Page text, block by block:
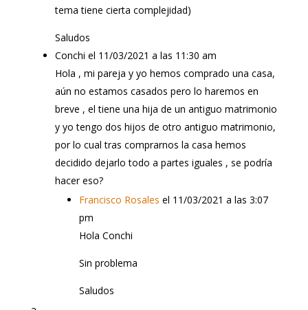
tema tiene cierta complejidad)
Saludos
Conchi el 11/03/2021 a las 11:30 am
Hola , mi pareja y yo hemos comprado una casa,
aún no estamos casados pero lo haremos en
breve , el tiene una hija de un antiguo matrimonio
y yo tengo dos hijos de otro antiguo matrimonio,
por lo cual tras comprarnos la casa hemos
decidido dejarlo todo a partes iguales , se podría
hacer eso?
Francisco Rosales el 11/03/2021 a las 3:07
pm
Hola Conchi
Sin problema
Saludos